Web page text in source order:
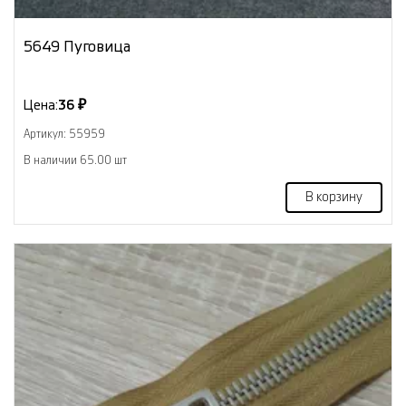
5649 Пуговица
Цена:36 ₽
Артикул: 55959
В наличии 65.00 шт
В корзину